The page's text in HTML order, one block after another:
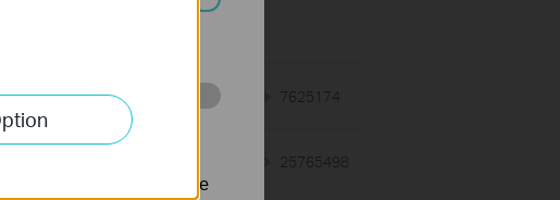
01-12-2018 7625174
25765498
vašich systémech
stránkách za
stránek nastavit, aby se